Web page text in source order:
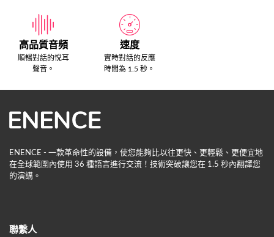
高品質音頻
順暢對話的悅耳
聲音。
速度
實時對話的反應
時間為 1.5 秒。
ENENCE - 一款革命性的設備，使您能夠比以往更快、更輕鬆、更便宜地
在全球範圍內使用 36 種語言進行交流！技術突破讓您在 1.5 秒內翻譯您
的演講。
聯繫人